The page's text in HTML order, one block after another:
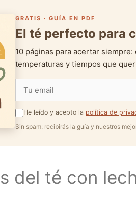
GRATIS · GUÍA EN PDF
El té perfecto para
10 páginas para acertar
temperaturas y tiempos que
He leído y acepto la política de
Sin spam: recibirás la guía y nuestros
del té con